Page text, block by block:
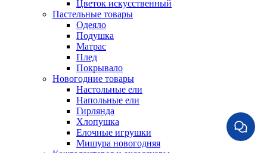
Цветок искусственный
Пастельные товары
Одеяло
Подушка
Матрас
Плед
Покрывало
Новогодние товары
Настольные ели
Напольные ели
Гирлянда
Хлопушка
Елочные игрушки
Мишура новогодняя